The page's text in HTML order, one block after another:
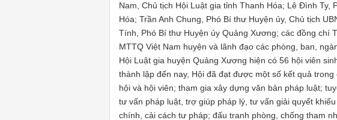
Nam, Chủ tịch Hội Luật gia tỉnh Thanh Hóa; Lê Đình Ty,
Hóa; Trần Anh Chung, Phó Bí thư Huyện ủy, Chủ tịch
Tính, Phó Bí thư Huyện ủy Quảng Xương; các đồng chí
MTTQ Việt Nam huyện và lãnh đạo các phòng, ban,
Hội Luật gia huyện Quảng Xương hiện có 56 hội viên
thành lập đến nay, Hội đã đạt được một số kết quả
hội và hội viên; tham gia xây dựng văn bản pháp luật;
tư vấn pháp luật, trợ giúp pháp lý, tư vấn giải quyết
chính, cải cách tư pháp; đấu tranh phòng, chống tham